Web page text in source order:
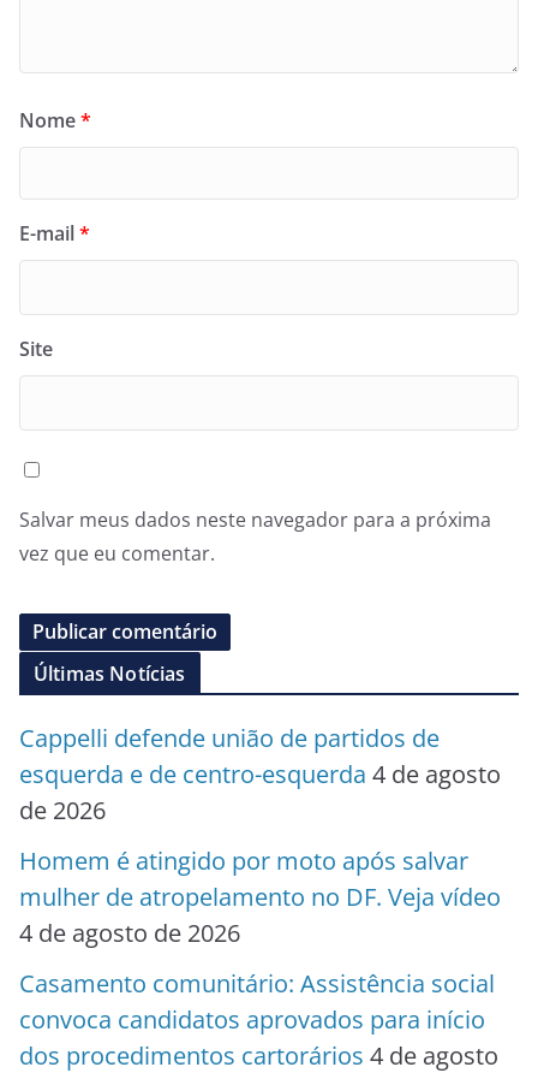
Nome*
E-mail*
Site
Salvar meus dados neste navegador para a próxima
vez que eu comentar.
Últimas Notícias
Cappelli defende união de partidos de
esquerda e de centro-esquerda 4 de agosto
de 2026
Homem é atingido por moto após salvar
mulher de atropelamento no DF. Veja vídeo
4 de agosto de 2026
Casamento comunitário: Assistência social
convoca candidatos aprovados para início
dos procedimentos cartorários 4 de agosto